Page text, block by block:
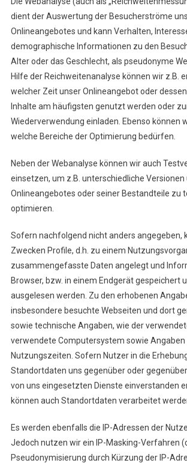
dient der Auswertung der Besucherströme
Onlineangebotes und kann Verhalten,
demographische Informationen zu den
Alter oder das Geschlecht, als pseudonyme
Hilfe der Reichweitenanalyse können wir z.B.
welcher Zeit unser Onlineangebot oder
Inhalte am häufigsten genutzt werden oder
Wiederverwendung einladen. Ebenso können
welche Bereiche der Optimierung bedürfen.
Neben der Webanalyse können wir auch
einsetzen, um z.B. unterschiedliche Versionen
Onlineangebotes oder seiner Bestandteile zu
optimieren.
Sofern nachfolgend nicht anders angegeben,
Zwecken Profile, d.h. zu einem
zusammengefasste Daten angelegt und
Browser, bzw. in einem Endgerät gespeichert
ausgelesen werden. Zu den erhobenen
insbesondere besuchte Webseiten und dort
sowie technische Angaben, wie der
verwendete Computersystem sowie Angaben
Nutzungszeiten. Sofern Nutzer in die
Standortdaten uns gegenüber oder
von uns eingesetzten Dienste einverstanden
können auch Standortdaten verarbeitet
Es werden ebenfalls die IP-Adressen der
Jedoch nutzen wir ein IP-Masking-Verfahren
Pseudonymisierung durch Kürzung der IP-